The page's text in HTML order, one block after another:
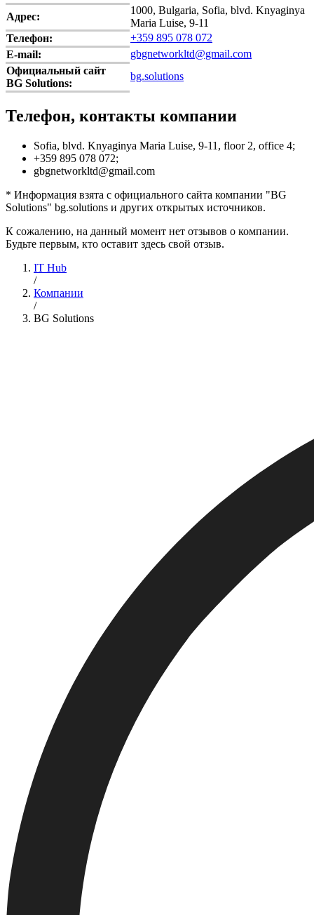
Адрес:
1000, Bulgaria, Sofia, blvd. Knyaginya
Maria Luise, 9-11
Телефон:
+359 895 078 072
E-mail:
gbgnetworkltd@gmail.com
Официальный сайт
BG Solutions:
bg.solutions
Телефон, контакты компании
Sofia, blvd. Knyaginya Maria Luise, 9-11, floor 2, office 4;
+359 895 078 072;
gbgnetworkltd@gmail.com
* Информация взята с официального сайта компании "BG
Solutions" bg.solutions и других открытых источников.
К сожалению, на данный момент нет отзывов о компании.
Будьте первым, кто оставит здесь свой отзыв.
IT Hub
/
Компании
/
BG Solutions